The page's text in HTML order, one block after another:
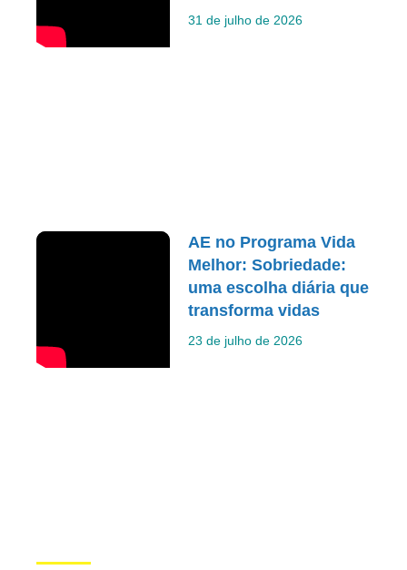
31 de julho de 2026
AE no Programa Vida
Melhor: Sobriedade:
uma escolha diária que
transforma vidas
23 de julho de 2026